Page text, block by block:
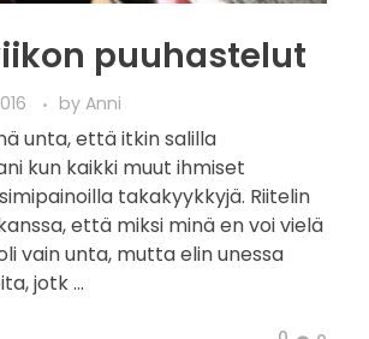
puuhastelut
by Anni
unta, että itkin salilla
kun kaikki muut ihmiset
takakyykkyjä. Riitelin
että miksi minä en voi vielä
vain unta, mutta elin unessa
jotk ...